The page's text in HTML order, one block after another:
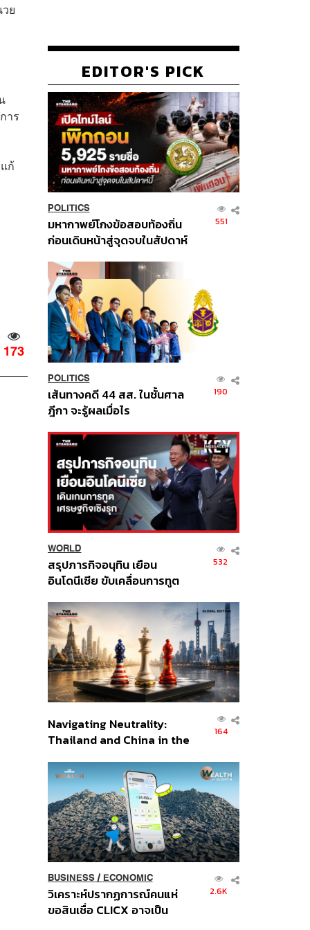
ย
าร
ก้
173
EDITOR'S PICK
POLITICS
มหากาพย์โกงข้อสอบท้องถิ่น
ก่อนเดินหน้าสู่จุดจบในสัปดาห์
551
POLITICS
เส้นทางคดี 44 สส. ในชั้นศาล
ฎีกา จะรู้ผลเมื่อไร
190
WORLD
สรุปภารกิจอนุทิน เยือน
อินโดนีเซีย ขับเคลื่อนการทูต
ส่วนยุทธศาสตร์ไทย –
อินโดนีเซีย
532
Navigating Neutrality:
Thailand and China in the
Order
164
BUSINESS/ ECONOMIC
วิเคราะห์ปรากฏการณ์คนแห่
ขอสินเชื่อ CLICX อาจเป็น
2.6K